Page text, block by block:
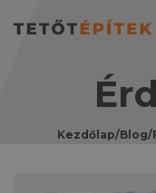
Kezdőlap/Blog/